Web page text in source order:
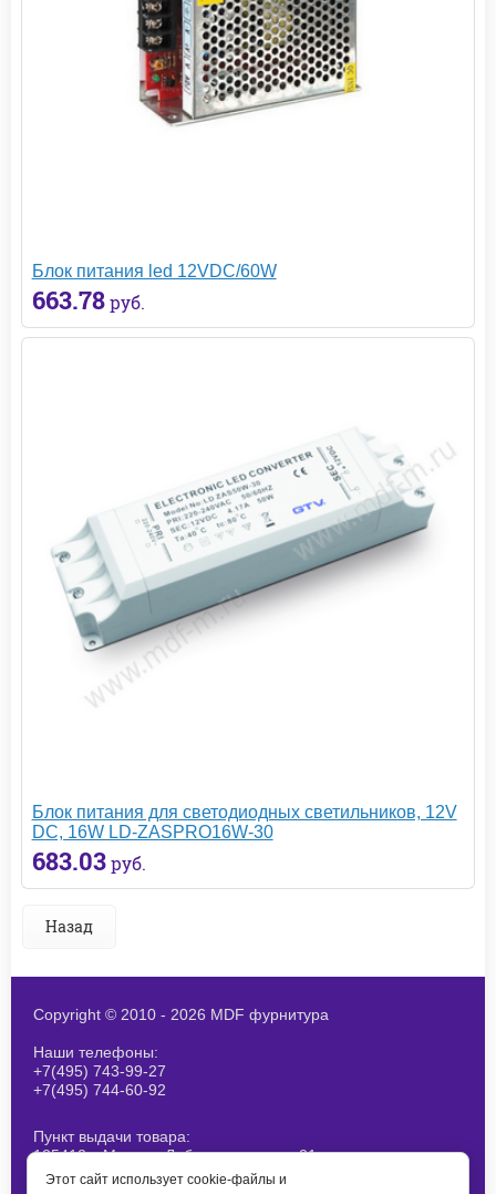
Блок питания led 12VDC/60W
663.78 руб.
Блок питания для светодиодных светильников, 12V
DC, 16W LD-ZASPRO16W-30
683.03 руб.
Назад
Copyright © 2010 - 2026 MDF фурнитура
Наши телефоны:
+7(495) 743-99-27
+7(495) 744-60-92
Пункт выдачи товара:
125412, г.Москва, Лобненская ул., д 21,
стр 1. При получение товара
Этот сайт использует cookie-файлы и